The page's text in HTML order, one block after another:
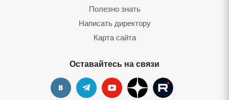
Полезно знать
Написать директору
Карта сайта
Оставайтесь на связи